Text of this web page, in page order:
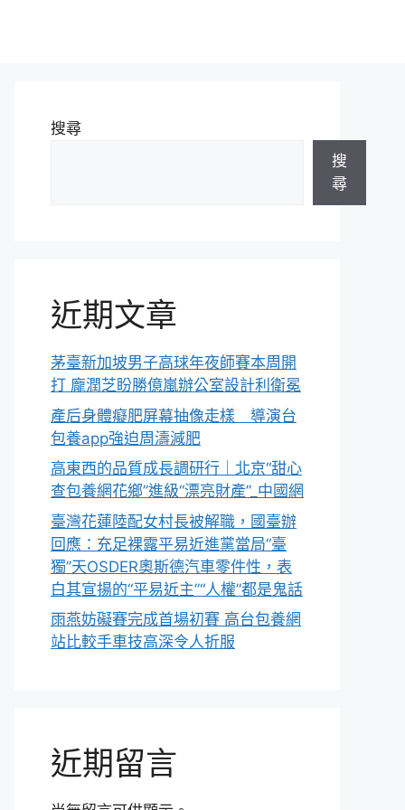
搜尋
搜
尋
近期文章
茅臺新加坡男子高球年夜師賽本周開
打 龐潤芝盼勝億嵐辦公室設計利衛冕
產后身體癡肥屏幕抽像走樣 導演台
包養app強迫周濤減肥
高東西的品質成長調研行｜北京“甜心
查包養網花鄉”進級“漂亮財產”_中國網
臺灣花蓮陸配女村長被解職，國臺辦
回應：充足裸露平易近進黨當局“臺
獨”天OSDER奧斯德汽車零件性，表
白其宣揚的“平易近主”“人權”都是鬼話
雨燕妨礙賽完成首場初賽 高台包養網
站比較手車技高深令人折服
近期留言